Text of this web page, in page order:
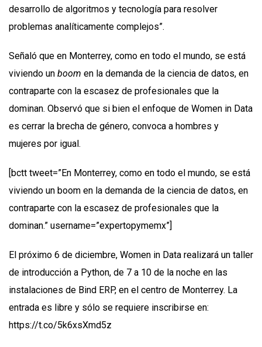
desarrollo de algoritmos y tecnología para resolver
problemas analíticamente complejos”.
Señaló que en Monterrey, como en todo el mundo, se está
viviendo un boom en la demanda de la ciencia de datos, en
contraparte con la escasez de profesionales que la
dominan. Observó que si bien el enfoque de Women in Data
es cerrar la brecha de género, convoca a hombres y
mujeres por igual.
[bctt tweet=”En Monterrey, como en todo el mundo, se está
viviendo un boom en la demanda de la ciencia de datos, en
contraparte con la escasez de profesionales que la
dominan.” username=”expertopymemx”]
El próximo 6 de diciembre, Women in Data realizará un taller
de introducción a Python, de 7 a 10 de la noche en las
instalaciones de Bind ERP, en el centro de Monterrey. La
entrada es libre y sólo se requiere inscribirse en:
https://t.co/5k6xsXmd5z